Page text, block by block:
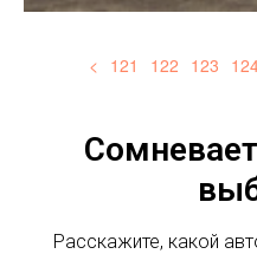
< 121 122 123
Расскажите, какой